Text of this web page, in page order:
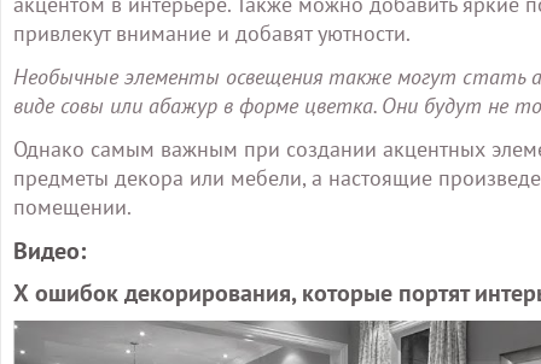
привлекут внимание и добавят уютности.
Необычные элементы освещения также могут стать
виде совы или абажур в форме цветка. Они будут не
Однако самым важным при создании акцентных
предметы декора или мебели, а настоящие
помещении.
Видео:
Х ошибок декорирования, которые портят